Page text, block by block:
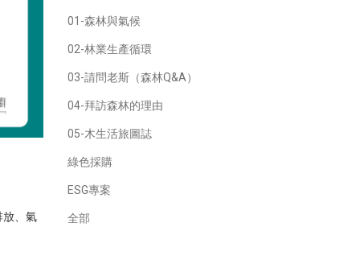
放 氣
01-森林與氣候
02-林業生產循環
03-請問老斯（森林Q&A）
04-拜訪森林的理由
05-木生活旅圖誌
綠色採購
ESG專案
全部